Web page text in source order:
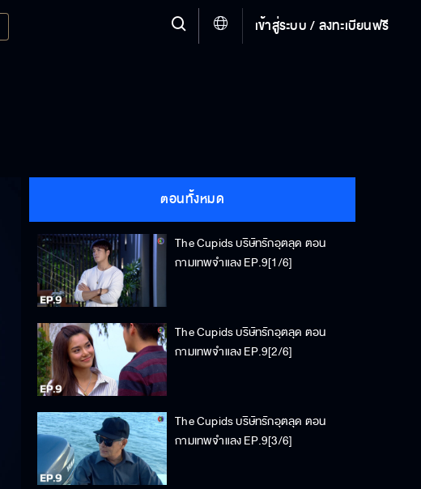
เข้าสู่ระบบ / ลงทะเบียนฟรี
ตอนทั้งหมด
The Cupids บริษัทรักอุตลุด ตอน
กามเทพจำแลง EP.9[1/6]
The Cupids บริษัทรักอุตลุด ตอน
กามเทพจำแลง EP.9[2/6]
The Cupids บริษัทรักอุตลุด ตอน
กามเทพจำแลง EP.9[3/6]